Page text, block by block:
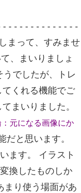
- - - - - - - - - - - - - -
まって、すみませ
、まいりましょ
うでしたが、トレ
くれる機能でご
まいりました。
：元になる画像にか
と思います。
ます。 イラスト
換したものしか
まり使う場面があ